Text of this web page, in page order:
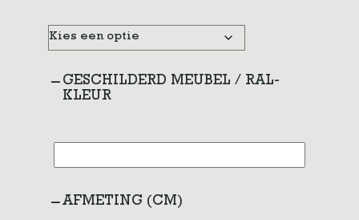
GESCHILDERD MEUBEL / RAL-
KLEUR
AFMETING (CM)